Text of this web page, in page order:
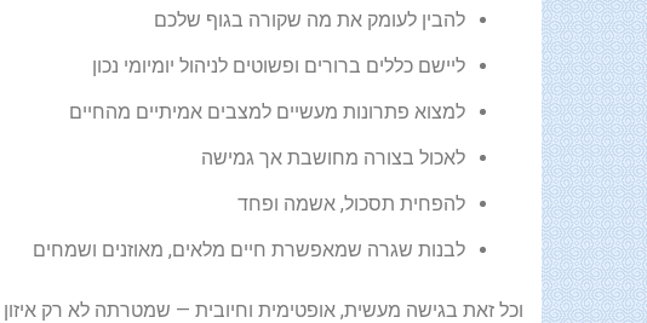
להבין לעומק את מה שקורה בגוף שלכם
ליישם כללים ברורים ופשוטים לניהול יומיומי נכון
למצוא פתרונות מעשיים למצבים אמיתיים מהחיים
לאכול בצורה מחושבת אך גמישה
להפחית תסכול, אשמה ופחד
לבנות שגרה שמאפשרת חיים מלאים, מאוזנים ושמחים
וכל זאת בגישה מעשית, אופטימית וחיובית — שמטרתה לא רק איזון